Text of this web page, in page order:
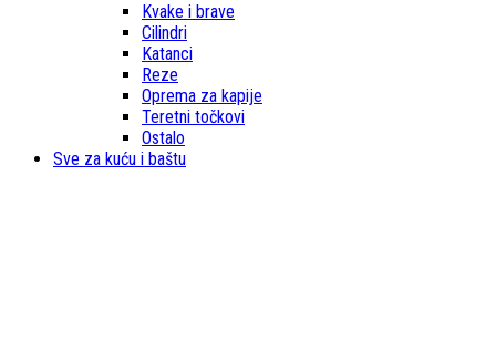
Kvake i brave
Cilindri
Katanci
Reze
Oprema za kapije
Teretni točkovi
Ostalo
Sve za kuću i baštu